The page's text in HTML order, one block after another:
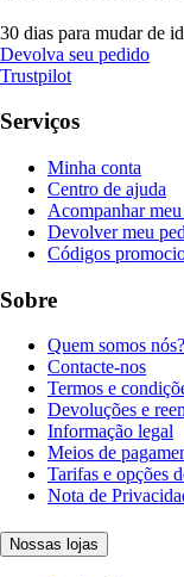
30 dias para mudar de
Devolva seu pedido
Trustpilot
Serviços
Minha conta
Centro de ajuda
Acompanhar
Devolver meu
Códigos
Sobre
Quem somos nós?
Contacte-nos
Termos e
Devoluções e
Informação legal
Meios de
Tarifas e opções
Nota de
Nossas lojas